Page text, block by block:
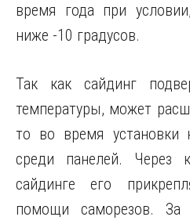
время года при
ниже -10 градусов.
Так как сайдинг
температуры, может
то во время установки
среди панелей. Через
сайдинге его
помощи саморезов. За